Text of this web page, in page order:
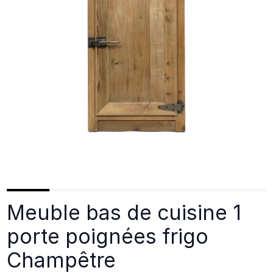
Meuble bas de cuisine 1
porte poignées frigo
Champêtre